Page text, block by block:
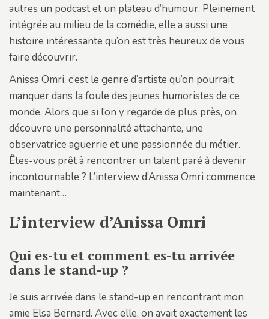
autres un podcast et un plateau d’humour. Pleinement
intégrée au milieu de la comédie, elle a aussi une
histoire intéressante qu’on est très heureux de vous
faire découvrir.
Anissa Omri, c’est le genre d’artiste qu’on pourrait
manquer dans la foule des jeunes humoristes de ce
monde. Alors que si l’on y regarde de plus près, on
découvre une personnalité attachante, une
observatrice aguerrie et une passionnée du métier.
Êtes-vous prêt à rencontrer un talent paré à devenir
incontournable ? L’interview d’Anissa Omri commence
maintenant…
L’interview d’Anissa Omri
Qui es-tu et comment es-tu arrivée
dans le stand-up ?
Je suis arrivée dans le stand-up en rencontrant mon
amie Elsa Bernard. Avec elle, on avait exactement les